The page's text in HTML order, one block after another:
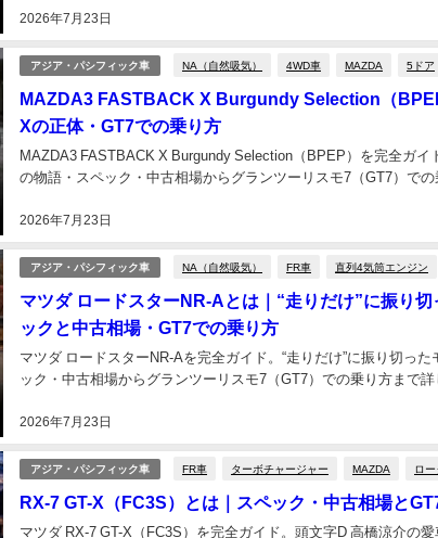
2026年7月23日
アジア・パシフィック車 NA（自然吸気） 4WD車 MAZDA 5ドア
MAZDA3 FASTBACK X Burgundy Selection（
Xの正体・GT7での乗り方
2026年7月23日
MAZDA3 FASTBACK X Burgundy Selection（BPEP）を完全ガ
の物語・スペック・中古相場からグランツーリスモ7（GT7）での
アジア・パシフィック車 NA（自然吸気） FR車 直列4気筒エンジン
マツダ ロードスターNR-Aとは｜“走りだけ”に振り
ックと中古相場・GT7での乗り方
2026年7月23日
マツダ ロードスターNR-Aを完全ガイド。“走りだけ”に振り切っ
ック・中古相場からグランツーリスモ7（GT7）での乗り方まで詳
アジア・パシフィック車 FR車 ターボチャージャー MAZDA ロ
RX-7 GT-X（FC3S）とは｜スペック・中古相場と
マツダ RX-7 GT-X（FC3S）を完全ガイド。頭文字D 高橋涼介の